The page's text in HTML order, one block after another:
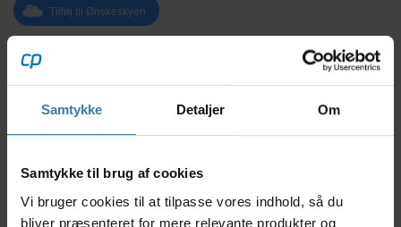
Samtykke Detaljer Om
Samtykke til brug af cookies
Vi bruger cookies til at tilpasse vores indhold, så du
bliver præsenteret for mere relevante produkter og
Tilføj til Ønskeskyen
Puky LS Pro 16 er den ideelle 16" børnecykel til børn